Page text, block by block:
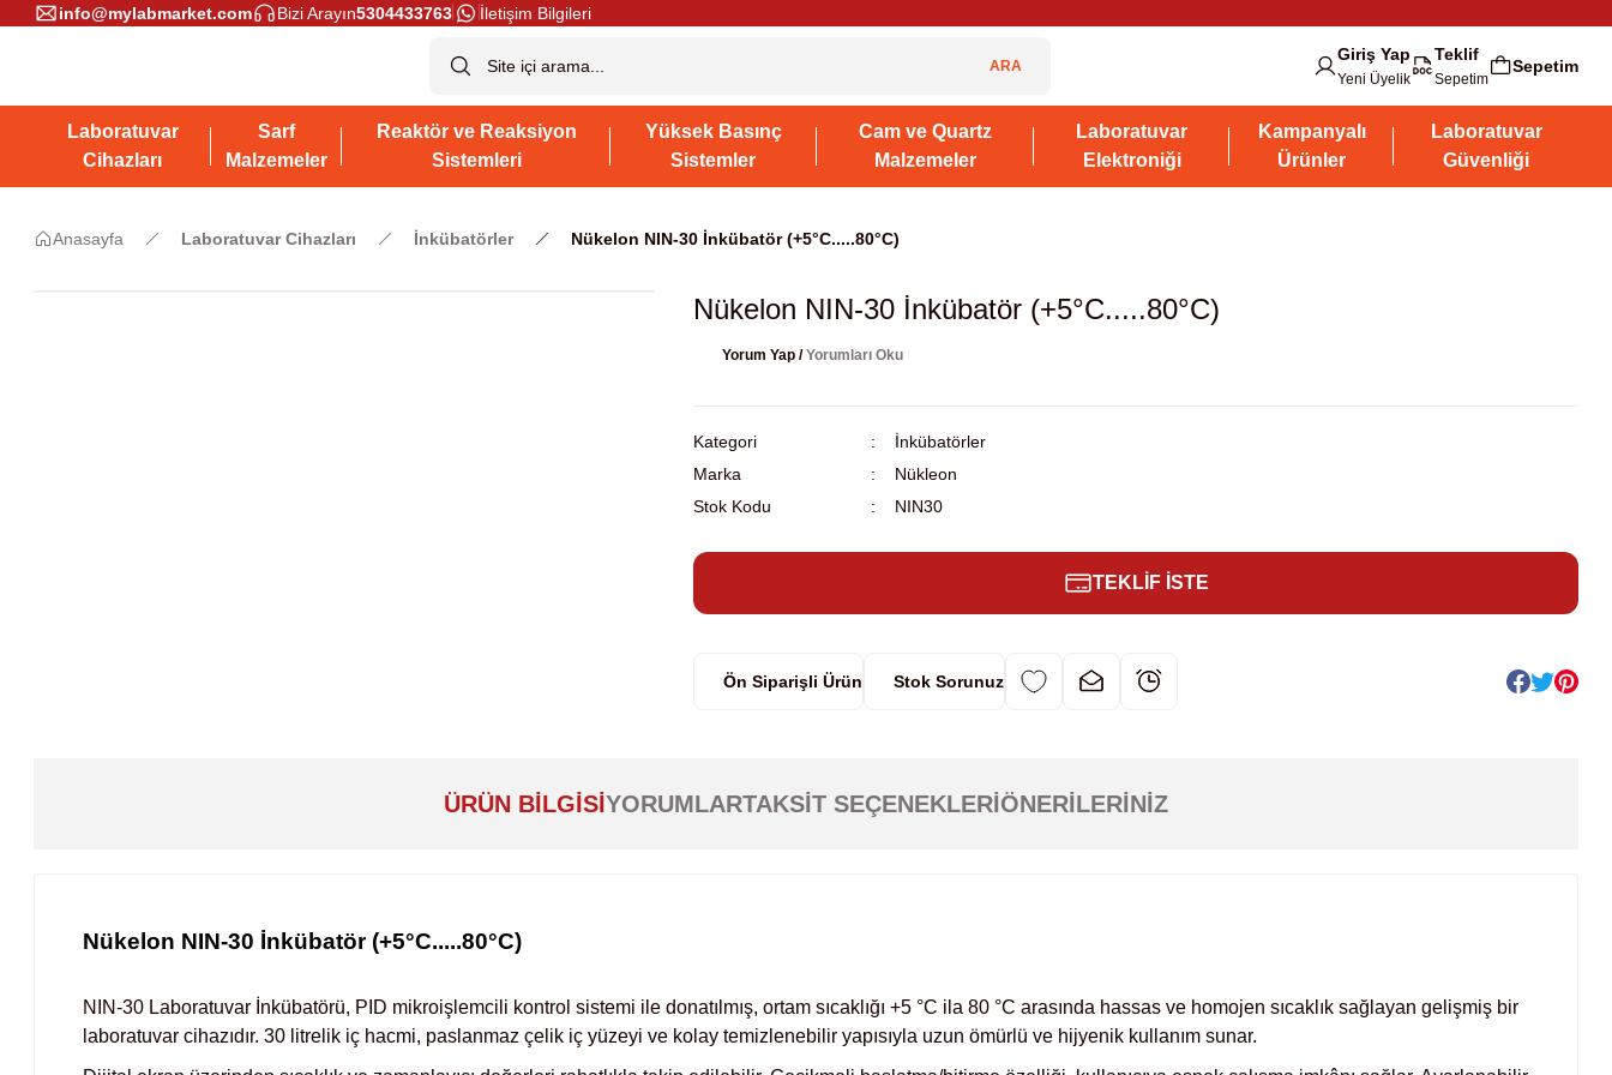
info@mylabmarket.com Bizi Arayın5304433763 İletişim Bilgileri
ARA
Giriş Yap
Yeni Üyelik
Teklif
Sepetim
Sepetim
Laboratuvar
Cihazları
Sarf
Malzemeler
Reaktör ve Reaksiyon
Sistemleri
Yüksek Basınç
Sistemler
Cam ve Quartz
Malzemeler
Laboratuvar
Elektroniği
Kampanyalı
Ürünler
Laboratuvar
Güvenliği
Anasayfa Laboratuvar Cihazları İnkübatörler Nükelon NIN-30 İnkübatör (+5°C.....80°C)
Nükelon NIN-30 İnkübatör (+5°C.....80°C)
Yorum Yap /Yorumları Oku
Kategori
İnkübatörler
Marka
Nükleon
Stok Kodu
NIN30
TEKLİF İSTE
Ön Siparişli Ürün Stok Sorunuz
ÜRÜN BILGISIYORUMLARTAKSIT SEÇENEKLERIÖNERILERINIZ
Nükelon NIN-30 İnkübatör (+5°C.....80°C)
NIN-30 Laboratuvar İnkübatörü, PID mikroişlemcili kontrol sistemi ile donatılmış, ortam sıcaklığı +5 °C ila 80 °C arasında hassas ve homojen sıcaklık sağlayan gelişmiş bir
laboratuvar cihazıdır. 30 litrelik iç hacmi, paslanmaz çelik iç yüzeyi ve kolay temizlenebilir yapısıyla uzun ömürlü ve hijyenik kullanım sunar.